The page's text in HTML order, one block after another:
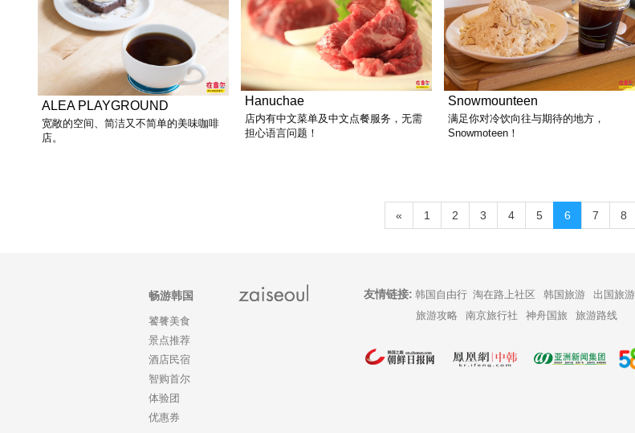
ALEA PLAYGROUND
宽敞的空间、简洁又不简单的美味咖啡
店。
Hanuchae
店内有中文菜单及中文点餐服务，无需
担心语言问题！
Snowmounteen
满足你对冷饮向往与期待的地方，
Snowmoteen！
« 1 2 3 4 5 6 7 8
畅游韩国
饕餮美食
景点推荐
酒店民宿
智购首尔
体验团
优惠券
友情链接: 韩国自由行 淘在路上社区 韩国旅游 出国旅游
旅游攻略
南京旅行社 神舟国旅 旅游路线